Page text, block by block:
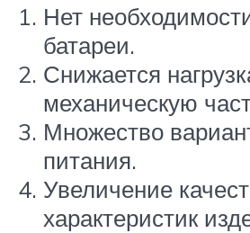
Нет
батареи.
Снижается
механическую
Множество
питания.
Увеличение
характеристик